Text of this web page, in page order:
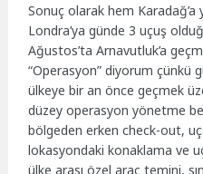
Sonuç olarak hem Karadağ’a
Londra’ya günde 3 uçuş
Ağustos’ta Arnavutluk’a
“Operasyon” diyorum çünkü
ülkeye bir an önce geçmek
düzey operasyon yönetme
bölgeden erken check-out,
lokasyondaki konaklama ve
ülke arası özel araç temini,